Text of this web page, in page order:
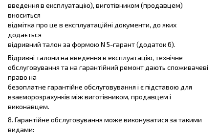
введення в експлуатацію), виготівником (продавцем)
вноситься
відмітка про це в експлуатаційні документи, до яких
додається
відривний талон за формою N 5-гарант (додаток 6).
Відривні талони на введення в експлуатацію, технічне
обслуговування та на гарантійний ремонт дають споживачеві
право на
безоплатне гарантійне обслуговування і є підставою для
взаєморозрахунків між виготівником, продавцем і
виконавцем.
8. Гарантійне обслуговування може виконуватися за такими
видами: